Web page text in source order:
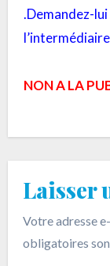
.Demandez-
NON A LA
Laisser
Votre adresse
obligatoires